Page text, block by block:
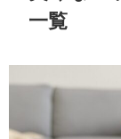
一覧